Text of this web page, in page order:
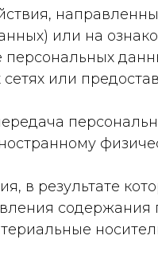
или на
или
в результате